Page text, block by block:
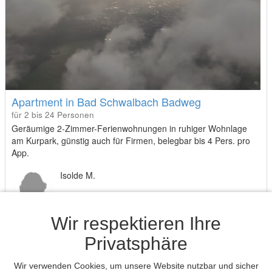
Wir respektieren Ihre
Privatsphäre
Wir verwenden Cookies, um unsere Website nutzbar und sicher
Apartment in Bad Schwalbach Badweg
für 2 bis 24 Personen
Geräumige 2-Zimmer-Ferienwohnungen in ruhiger Wohnlage
am Kurpark, günstig auch für Firmen, belegbar bis 4 Pers. pro
App.
Isolde M.
49,- €
Buchung anfragen